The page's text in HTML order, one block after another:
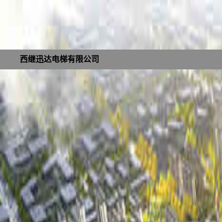
西继迅达电梯有限公司